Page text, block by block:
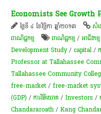
Economists See
ថ្ងៃទី ៤ ខែវិច្ឆិកា ឆ្នាំ២០១៣ សំ
ពាណិជ្ជកម្ម
ពាណិជ្ជកម្ម /អាជីវកម្ម
Development Study /capital /
Professor at Tallahassee
Tallahassee Community
free-market /free-market
(GDP)​ /ការវិនិយោគ /Investors /
Chandararoath /Kang